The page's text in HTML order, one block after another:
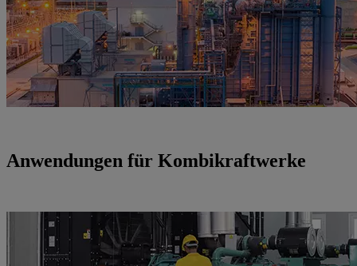
Anwendungen für Kombikraftwerke